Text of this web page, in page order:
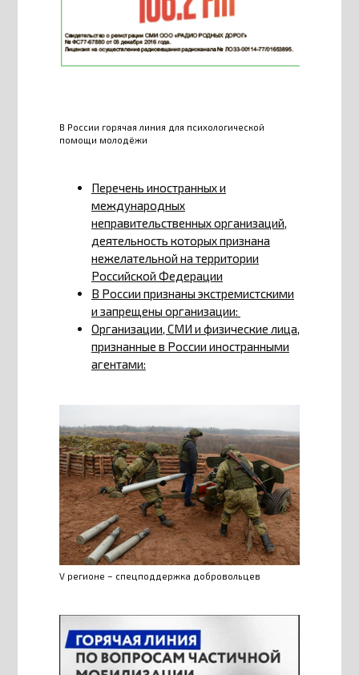
В России горячая линия для психологической
помощи молодёжи
Перечень иностранных и
международных
неправительственных организаций,
деятельность которых признана
нежелательной на территории
Российской Федерации
В России признаны экстремистскими
и запрещены организации:
Организации, СМИ и физические лица,
признанные в России иностранными
агентами:
V регионе – спецподдержка добровольцев